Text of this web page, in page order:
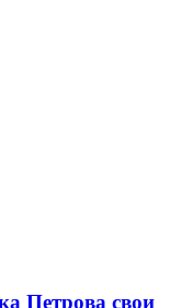
Петрова свои